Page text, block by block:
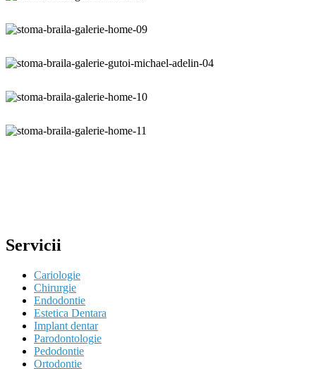
Servicii
Cariologie
Chirurgie
Endodontie
Estetica Dentara
Implant dentar
Parodontologie
Pedodontie
Ortodontie